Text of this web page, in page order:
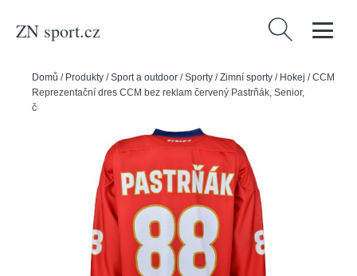
ZN sport.cz Vyhledávání
Domů / Produkty /Sport a outdoor /Sporty /Zimní sporty / Hokej /CCM
Reprezentační dres CCM bez reklam červený Pastrňák, Senior,
červená, S